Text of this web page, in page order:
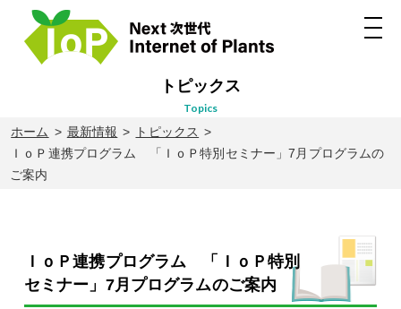
トピックス
topics
ホーム 最新情報
トピックス
ＩｏＰ連携プログラム 「ＩｏＰ特別セミナー」7月プログラムの
ご案内
ＩｏＰ連携プログラム 「ＩｏＰ特別
セミナー」7月プログラムのご案内